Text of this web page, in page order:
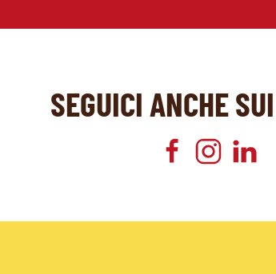
SEGUICI ANCHE